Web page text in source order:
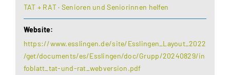
TAT + RAT · Senioren und Seniorinnen helfen
Website:
https://www.esslingen.de/site/Esslingen_Layout_2022
/get/documents/es/Esslingen/doc/Grupp/20240829/in
foblatt_tat-und-rat_webversion.pdf